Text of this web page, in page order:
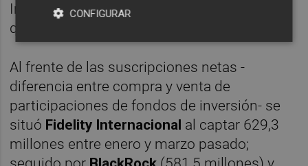
Inverco calculaba en marzo del año pasado
que era de unos 275.000 millones.
Al frente de las suscripciones netas -
diferencia entre compra y venta de
participaciones de fondos de inversión- se
situó Fidelity Internacional al captar 629,3
millones entre enero y marzo pasado;
CONFIGURAR